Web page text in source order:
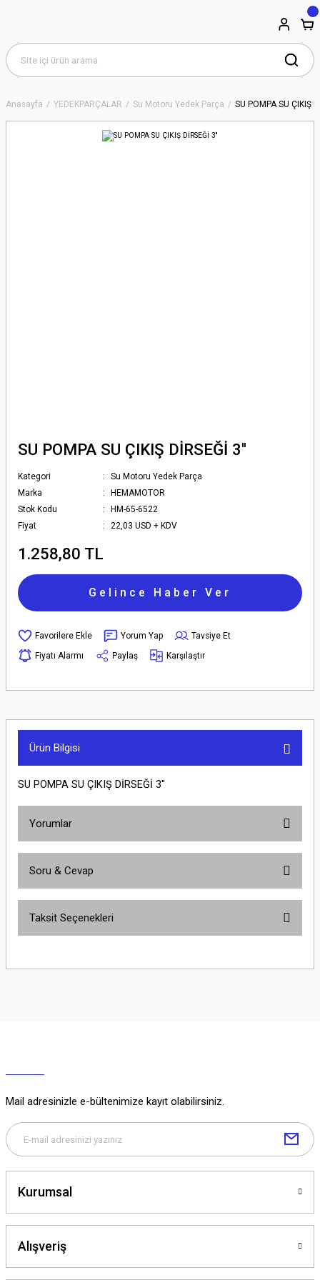
Anasayfa YEDEKPARÇALAR Su Motoru Yedek Parça SU POMPA SU ÇIKIŞ
SU POMPA SU ÇIKIŞ DİRSEĞİ 3''
Kategori
Su Motoru Yedek Parça
Marka
HEMAMOTOR
Stok Kodu
HM-65-6522
Fiyat
22,03 USD + KDV
1.258,80 TL
Gelince Haber Ver
Yorum Yap
Tavsiye Et
Fiyatı Alarmı
Paylaş Karşılaştır
Ürün Bilgisi
SU POMPA SU ÇIKIŞ DİRSEĞİ 3''
Yorumlar
Soru & Cevap
Soru Sor
Taksit Seçenekleri
Mail adresinizle e-bültenimize kayıt olabilirsiniz.
Kurumsal
Alışveriş